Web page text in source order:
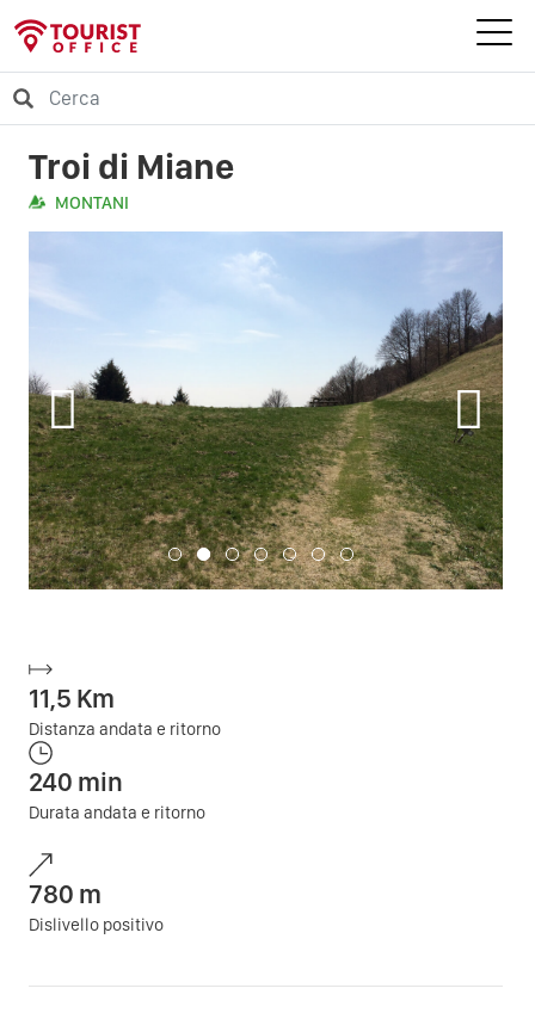
Troi di Miane
MONTANI
11,5 Km
Distanza andata e ritorno
240 min
Durata andata e ritorno
780 m
Dislivello positivo